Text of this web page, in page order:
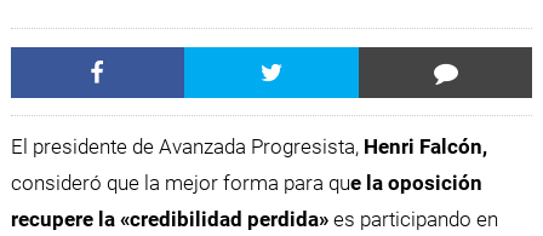
El presidente de Avanzada Progresista, Henri Falcón,
consideró que la mejor forma para que la oposición
recupere la «credibilidad perdida»es participando en